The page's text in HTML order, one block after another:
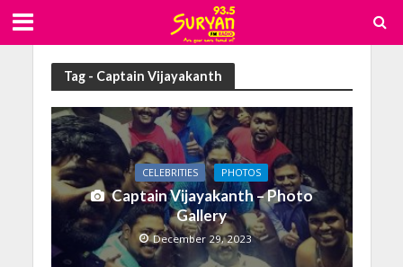
Tag - Captain Vijayakanth
CELEBRITIES PHOTOS
Captain Vijayakanth – Photo
Gallery
December 29, 2023